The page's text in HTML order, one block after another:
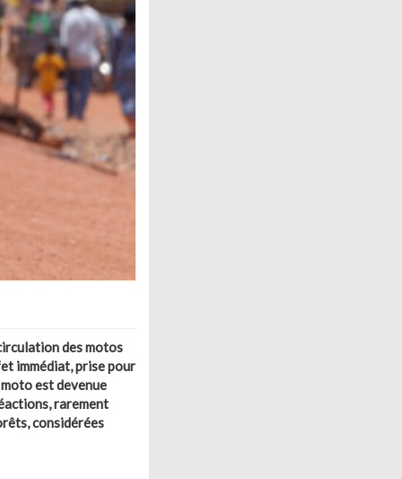
des motos
immédiat, prise pour
est devenue
rarement
considérées